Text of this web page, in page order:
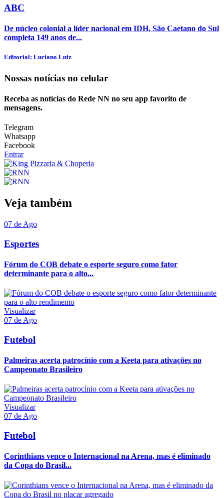
ABC
De núcleo colonial a líder nacional em IDH, São Caetano do Sul
completa 149 anos de...
Editorial: Luciano Luiz
Nossas notícias no celular
Receba as notícias do Rede NN no seu app favorito de
mensagens.
Telegram
Whatsapp
Facebook
Entrar
Veja também
07 de Ago
Esportes
Fórum do COB debate o esporte seguro como fator
determinante para o alto...
Visualizar
07 de Ago
Futebol
Palmeiras acerta patrocínio com a Keeta para ativações no
Campeonato Brasileiro
Visualizar
07 de Ago
Futebol
Corinthians vence o Internacional na Arena, mas é eliminado
da Copa do Brasil...